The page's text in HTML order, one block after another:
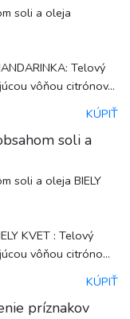
Telový
vôňou citrónov...
KÚPIŤ
soli a
KVET : Telový
vôňou citróno...
KÚPIŤ
príznakov